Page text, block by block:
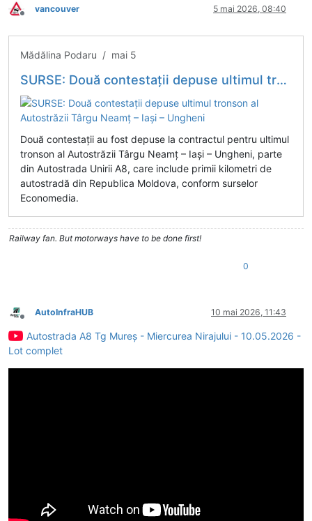
Deconectat
vancouver 5 mai 2026, 08:40
Mădălina Podaru / mai 5
SURSE: Două contestații depuse ultimul tronson al Autostrăzii Târgu Neamț – Iași – Ungheni
Două contestații au fost depuse la contractul pentru ultimul
tronson al Autostrăzii Târgu Neamț – Iași – Ungheni, parte
din Autostrada Unirii A8, care include primii kilometri de
autostradă din Republica Moldova, conform surselor
Economedia.
Railway fan. But motorways have to be done first!
0
Deconectat
AutoInfraHUB 10 mai 2026, 11:43
Autostrada A8 Tg Mureș - Miercurea Nirajului - 10.05.2026 -
Lot complet